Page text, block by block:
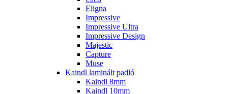
Eligna
Impressive
Impressive Ultra
Impressive Design
Majestic
Capture
Muse
Kaindl laminált padló
Kaindl 8mm
Kaindl 10mm